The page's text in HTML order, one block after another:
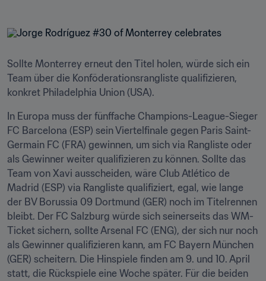
Sollte Monterrey erneut den Titel holen, würde sich ein
Team über die Konföderationsrangliste qualifizieren,
konkret Philadelphia Union (USA).
In Europa muss der fünffache Champions-League-Sieger
FC Barcelona (ESP) sein Viertelfinale gegen Paris Saint-
Germain FC (FRA) gewinnen, um sich via Rangliste oder
als Gewinner weiter qualifizieren zu können. Sollte das
Team von Xavi ausscheiden, wäre Club Atlético de
Madrid (ESP) via Rangliste qualifiziert, egal, wie lange
der BV Borussia 09 Dortmund (GER) noch im Titelrennen
bleibt. Der FC Salzburg würde sich seinerseits das WM-
Ticket sichern, sollte Arsenal FC (ENG), der sich nur noch
als Gewinner qualifizieren kann, am FC Bayern München
(GER) scheitern. Die Hinspiele finden am 9. und 10. April
statt, die Rückspiele eine Woche später. Für die beiden